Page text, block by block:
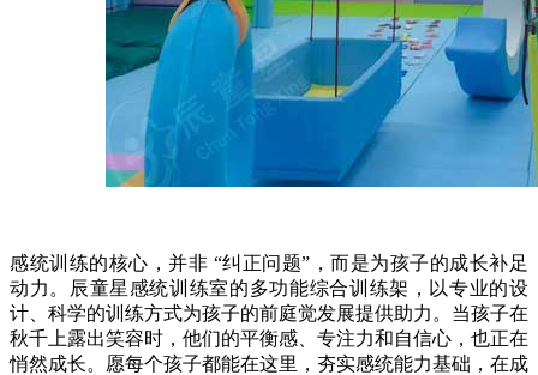
感统训练的核心，并非 “纠正问题”，而是为孩子的成长补足
动力。辰童星感统训练室的多功能综合训练架，以专业的设
计、科学的训练方式为孩子的前庭觉发展提供助力。当孩子在
秋千上露出笑容时，他们的平衡感、专注力和自信心，也正在
悄然成长。愿每个孩子都能在这里，夯实感统能力基础，在成